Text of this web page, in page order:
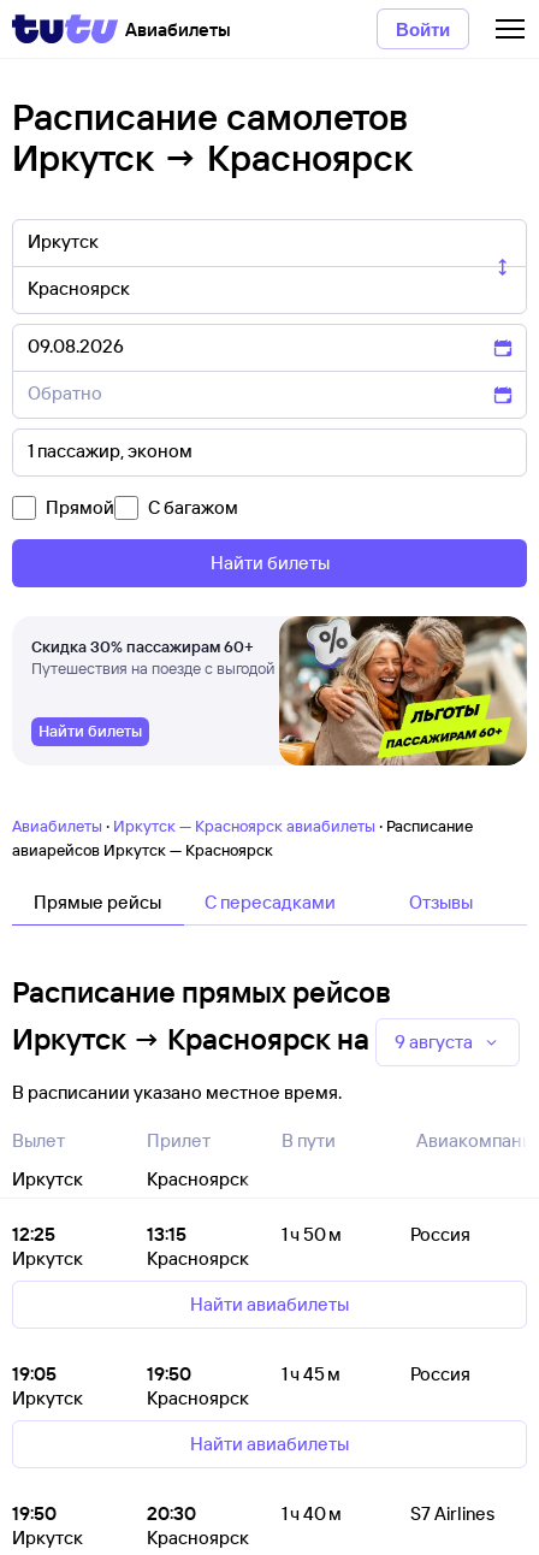
Авиабилеты Войти
Расписание самолетов
Иркутск → Красноярск
Прямой С багажом
Найти билеты
Скидка 30% пассажирам 60+
Путешествия на поезде с выгодой
Найти билеты
Авиабилеты · Иркутск — Красноярск авиабилеты · Расписание
авиарейсов Иркутск — Красноярск
Прямые рейсы C пересадками Отзывы
Расписание прямых рейсов
Иркутск → Красноярск на 9 августа
В расписании указано местное время.
Вылет
Иркутск
Прилет
Красноярск
В пути
12:25
Иркутск
13:15
Красноярск
1 ч 50 м Россия
Найти авиабилеты
19:05
Иркутск
19:50
Красноярск
1 ч 45 м Россия
Найти авиабилеты
19:50
Иркутск
20:30
Красноярск
1 ч 40 м S7 Airlines